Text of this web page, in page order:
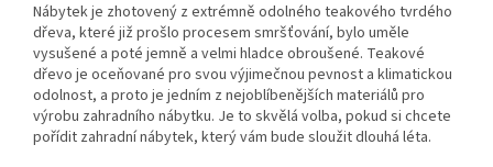
Nábytek je zhotovený z extrémně odolného teakového tvrdého
dřeva, které již prošlo procesem smršťování, bylo uměle
vysušené a poté jemně a velmi hladce obroušené. Teakové
dřevo je oceňované pro svou výjimečnou pevnost a klimatickou
odolnost, a proto je jedním z nejoblíbenějších materiálů pro
výrobu zahradního nábytku. Je to skvělá volba, pokud si chcete
pořídit zahradní nábytek, který vám bude sloužit dlouhá léta.